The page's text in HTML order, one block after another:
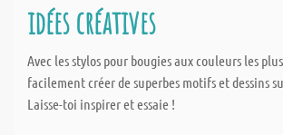
idées créatives
Avec les stylos pour bougies aux couleurs les
facilement créer de superbes motifs et dessins
Laisse-toi inspirer et essaie !